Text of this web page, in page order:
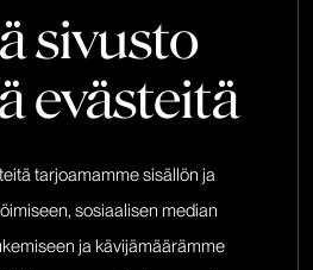
sivusto
evästeitä
tarjoamamme sisällön ja
sosiaalisen median
ja kävijämäärämme
osallistaminen
ole meille vierasta.
voitte varmistaa, että